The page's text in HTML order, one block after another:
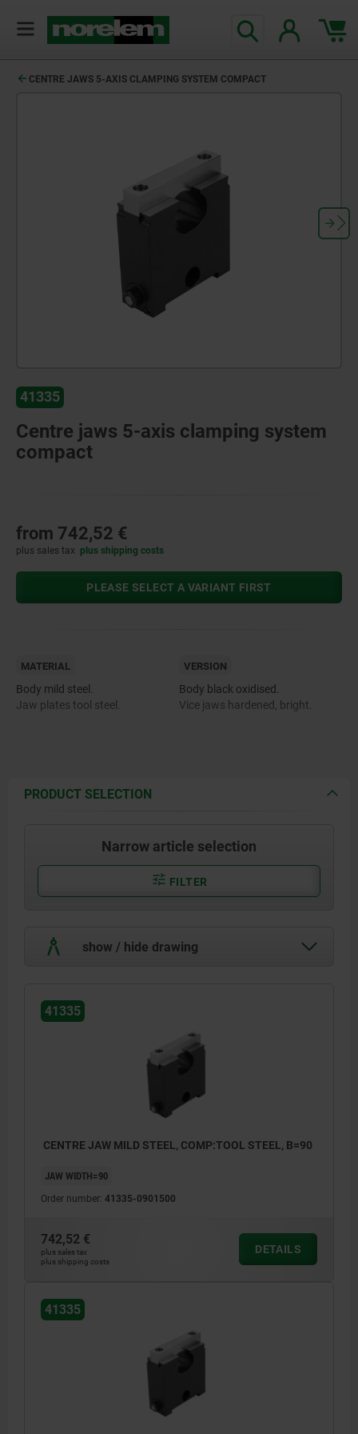
CENTRE JAWS 5-AXIS CLAMPING SYSTEM COMPACT
41335
Centre jaws 5-axis clamping system
compact
from 742,52 €
plus sales tax plus shipping costs
PLEASE SELECT A VARIANT FIRST
MATERIAL
Body mild steel.
Jaw plates tool steel.
VERSION
Body black oxidised.
Vice jaws hardened, bright.
PRODUCT SELECTION
Narrow article selection
FILTER
show / hide drawing
41335
CENTRE JAW MILD STEEL, COMP:TOOL STEEL, B=90
JAW WIDTH=90
Order number: 41335-0901500
742,52 €
plus sales tax
plus shipping costs
DETAILS
41335